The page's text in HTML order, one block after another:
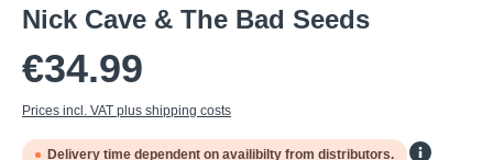
Nick Cave & The Bad Seeds
€34.99
Prices incl. VAT plus shipping costs
Delivery time dependent on availibilty from distributors.